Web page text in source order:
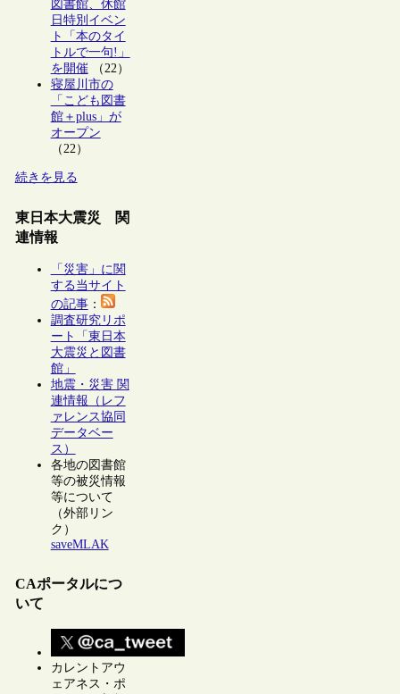
図書館、休館
日特別イベン
ト「本のタイ
トルで一句!」
を開催（22）
寝屋川市の
「こども図書
館＋plus」が
オープン
（22）
続きを見る
東日本大震災 関
連情報
「災害」に関
する当サイト
の記事：
調査研究リポ
ート「東日本
大震災と図書
館」
地震・災害 関
連情報（レフ
ァレンス協同
データベー
ス）
各地の図書館
等の被災情報
等について
（外部リン
ク）
saveMLAK
CAポータルにつ
いて
カレントアウ
ェアネス・ポ